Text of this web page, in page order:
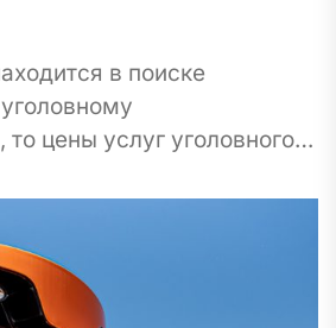
в поиске
цены услуг уголовного
учитываются при выборе